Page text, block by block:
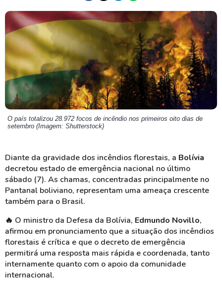
O país totalizou 28.972 focos de incêndio nos primeiros oito dias de
setembro (Imagem: Shutterstock)
Diante da gravidade dos incêndios florestais, a Bolívia
decretou estado de emergência nacional no último
sábado (7). As chamas, concentradas principalmente no
Pantanal boliviano, representam uma ameaça crescente
também para o Brasil.
🔥 O ministro da Defesa da Bolívia, Edmundo Novillo,
afirmou em pronunciamento que a situação dos incêndios
florestais é crítica e que o decreto de emergência
permitirá uma resposta mais rápida e coordenada, tanto
internamente quanto com o apoio da comunidade
internacional.